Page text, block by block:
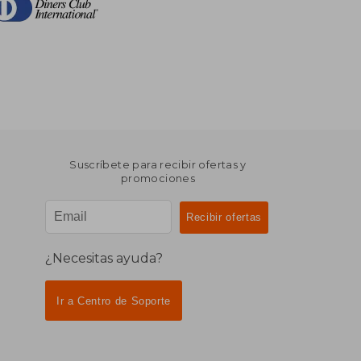
Suscríbete para recibir ofertas y
promociones
¿Necesitas ayuda?
Ir a Centro de Soporte